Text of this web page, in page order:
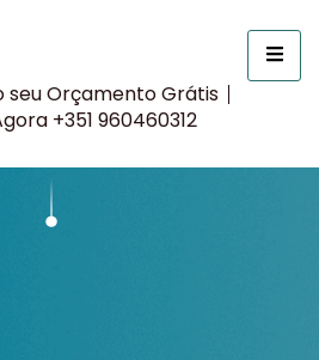
seu Orçamento Grátis
+351 960460312